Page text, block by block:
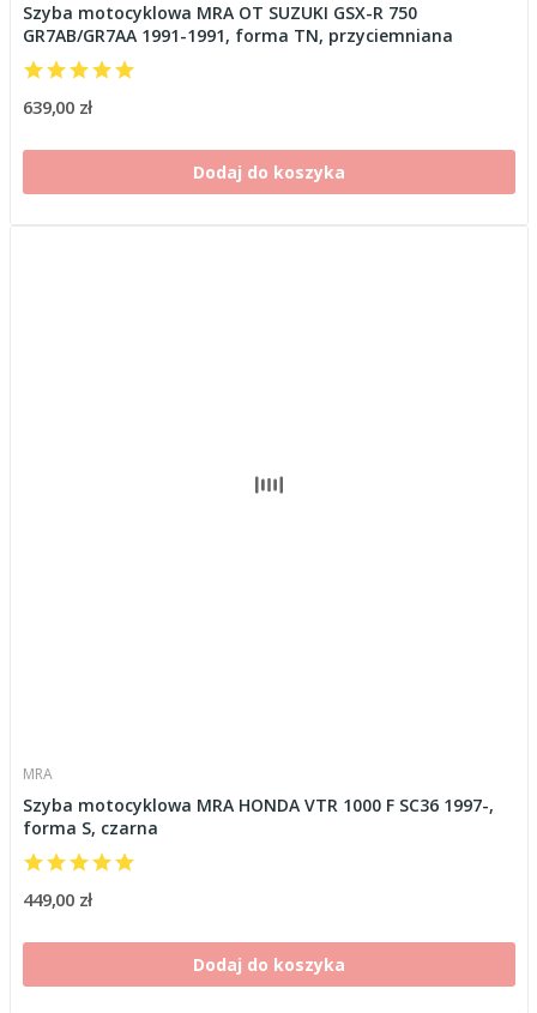
Szyba motocyklowa MRA OT SUZUKI GSX-R 750
GR7AB/GR7AA 1991-1991, forma TN, przyciemniana
639,00 zł
Dodaj do koszyka
MRA
Szyba motocyklowa MRA HONDA VTR 1000 F SC36 1997-,
forma S, czarna
449,00 zł
Dodaj do koszyka